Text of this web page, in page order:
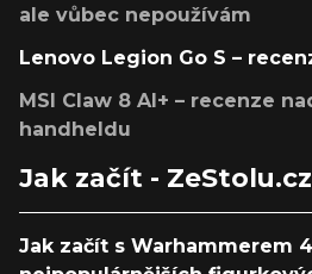
ale vůbec nepoužívám
Lenovo Legion Go S –
MSI Claw 8 AI+ – recenze
handheldu
Jak začít - ZeStolu.cz
Jak začít s Warhammerem